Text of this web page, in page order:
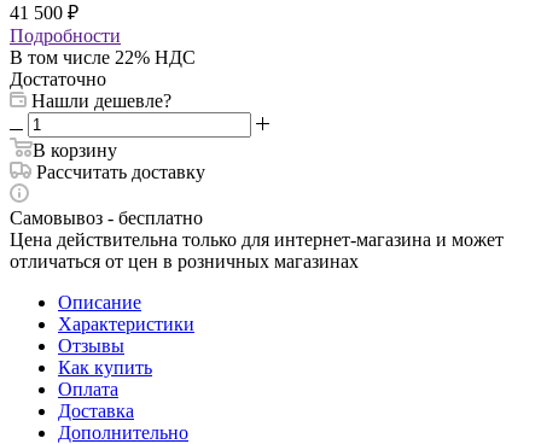
41 500 ₽
Подробности
В том числе 22% НДС
Достаточно
Нашли дешевле?
В корзину
Рассчитать доставку
Самовывоз - бесплатно
Цена действительна только для интернет-магазина и может
отличаться от цен в розничных магазинах
Описание
Характеристики
Отзывы
Как купить
Оплата
Доставка
Дополнительно